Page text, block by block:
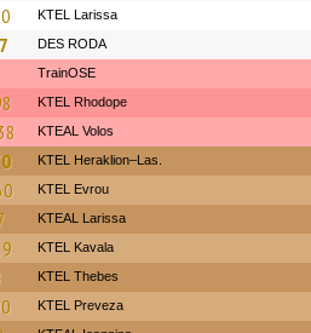
KTEL Larissa
DES RODA
TrainΟSE
KTEL Rhodope
KTEAL Volos
KTEL Heraklion–Las.
KTEL Evrou
KTEAL Larissa
KTEL Kavala
KTEL Thebes
KTEL Preveza